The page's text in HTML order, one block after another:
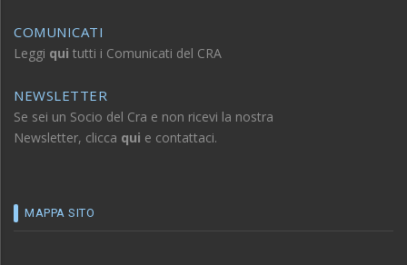
COMUNICATI
Leggi qui tutti i Comunicati del CRA
NEWSLETTER
Se sei un Socio del Cra e non ricevi la nostra
Newsletter, clicca qui e contattaci.
MAPPA SITO